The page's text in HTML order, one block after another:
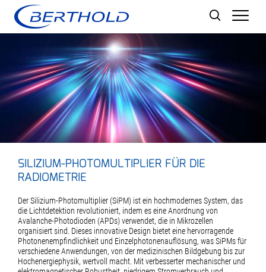
SILIZIUM-PHOTOMULTIPLIER FÜR DIE
RADIOMETRIE
Der Silizium-Photomultiplier (SiPM) ist ein hochmodernes System, das
die Lichtdetektion revolutioniert, indem es eine Anordnung von
Avalanche-Photodioden (APDs) verwendet, die in Mikrozellen
organisiert sind. Dieses innovative Design bietet eine hervorragende
Photonenempfindlichkeit und Einzelphotonenauflösung, was SiPMs für
verschiedene Anwendungen, von der medizinischen Bildgebung bis zur
Hochenergiephysik, wertvoll macht. Mit verbesserter mechanischer und